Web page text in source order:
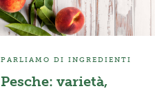
PARLIAMO DI INGREDIENTI
Pesche: varietà,